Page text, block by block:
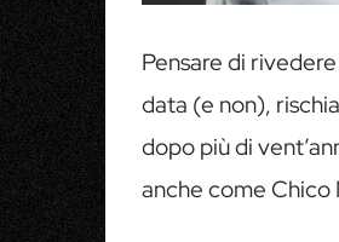
Pensare di
data (e non),
dopo più di
anche come Chico